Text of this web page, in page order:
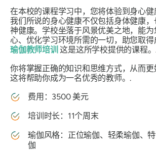
在本校的课程学习中，您将体验到身心健
我们所说的身心健康不仅包括身体健康
神健康。学校坐落于风景优美之地，能为
心、优化学习环境所需的一切，助您取得
瑜伽教师培训 这是这所学校提供的课程
你将掌握正确的知识和思维方式，从而更
这将帮助你成为一名优秀的教师。.
费用：3500 美元
培训时长：11个周末
瑜伽风格：正位瑜伽、轻柔瑜伽、
伽